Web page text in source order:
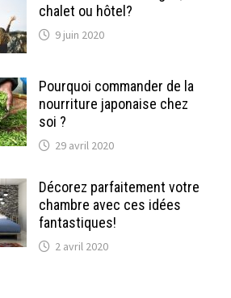
chalet ou hôtel?
9 juin 2020
Pourquoi commander de la
nourriture japonaise chez
soi ?
29 avril 2020
Décorez parfaitement votre
chambre avec ces idées
fantastiques!
2 avril 2020